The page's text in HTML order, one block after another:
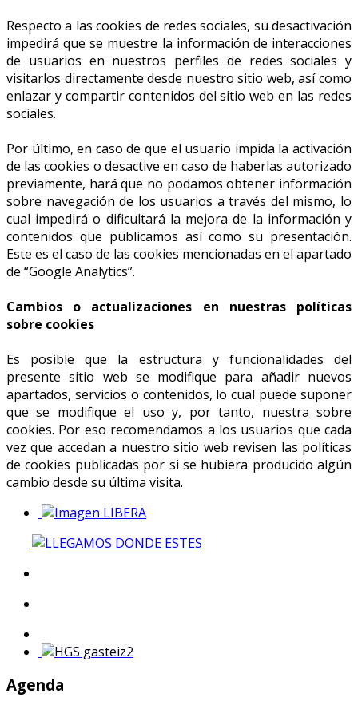
Respecto a las cookies de redes sociales, su desactivación
impedirá que se muestre la información de interacciones
de usuarios en nuestros perfiles de redes sociales y
visitarlos directamente desde nuestro sitio web, así como
enlazar y compartir contenidos del sitio web en las redes
sociales.
Por último, en caso de que el usuario impida la activación
de las cookies o desactive en caso de haberlas autorizado
previamente, hará que no podamos obtener información
sobre navegación de los usuarios a través del mismo, lo
cual impedirá o dificultará la mejora de la información y
contenidos que publicamos así como su presentación.
Este es el caso de las cookies mencionadas en el apartado
de “Google Analytics”.
Cambios o actualizaciones en nuestras políticas
sobre cookies
Es posible que la estructura y funcionalidades del
presente sitio web se modifique para añadir nuevos
apartados, servicios o contenidos, lo cual puede suponer
que se modifique el uso y, por tanto, nuestra sobre
cookies. Por eso recomendamos a los usuarios que cada
vez que accedan a nuestro sitio web revisen las políticas
de cookies publicadas por si se hubiera producido algún
cambio desde su última visita.
Agenda